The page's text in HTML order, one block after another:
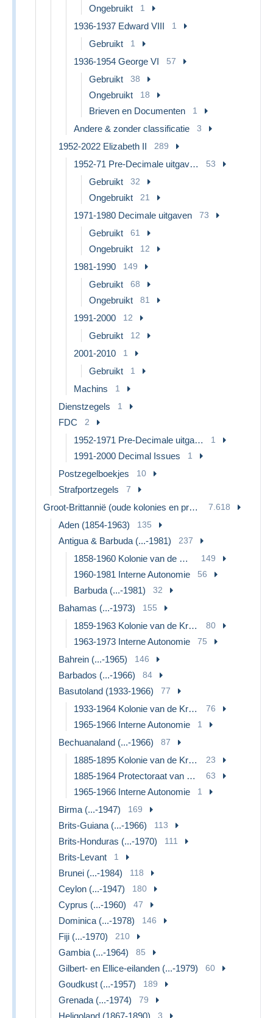
Ongebruikt 1
1936-1937 Edward VIII 1
Gebruikt 1
1936-1954 George VI 57
Gebruikt 38
Ongebruikt 18
Brieven en Documenten 1
Andere & zonder classificatie 3
1952-2022 Elizabeth II 289
1952-71 Pre-Decimale uitgaven 53
Gebruikt 32
Ongebruikt 21
1971-1980 Decimale uitgaven 73
Gebruikt 61
Ongebruikt 12
1981-1990 149
Gebruikt 68
Ongebruikt 81
1991-2000 12
Gebruikt 12
2001-2010 1
Gebruikt 1
Machins 1
Dienstzegels 1
FDC 2
1952-1971 Pre-Decimale uitgaves 1
1991-2000 Decimal Issues 1
Postzegelboekjes 10
Strafportzegels 7
Groot-Brittannië (oude kolonies en protectoraten) 7.618
Aden (1854-1963) 135
Antigua & Barbuda (...-1981) 237
1858-1960 Kolonie van de Kroon 149
1960-1981 Interne Autonomie 56
Barbuda (...-1981) 32
Bahamas (...-1973) 155
1859-1963 Kolonie van de Kroon 80
1963-1973 Interne Autonomie 75
Bahrein (...-1965) 146
Barbados (...-1966) 84
Basutoland (1933-1966) 77
1933-1964 Kolonie van de Kroon 76
1965-1966 Interne Autonomie 1
Bechuanaland (...-1966) 87
1885-1895 Kolonie van de Kroon 23
1885-1964 Protectoraat van Bechuanaland 63
1965-1966 Interne Autonomie 1
Birma (...-1947) 169
Brits-Guiana (...-1966) 113
Brits-Honduras (...-1970) 111
Brits-Levant 1
Brunei (...-1984) 118
Ceylon (...-1947) 180
Cyprus (...-1960) 47
Dominica (...-1978) 146
Fiji (...-1970) 210
Gambia (...-1964) 85
Gilbert- en Ellice-eilanden (...-1979) 60
Goudkust (...-1957) 189
Grenada (...-1974) 79
Heligoland (1867-1890) 3